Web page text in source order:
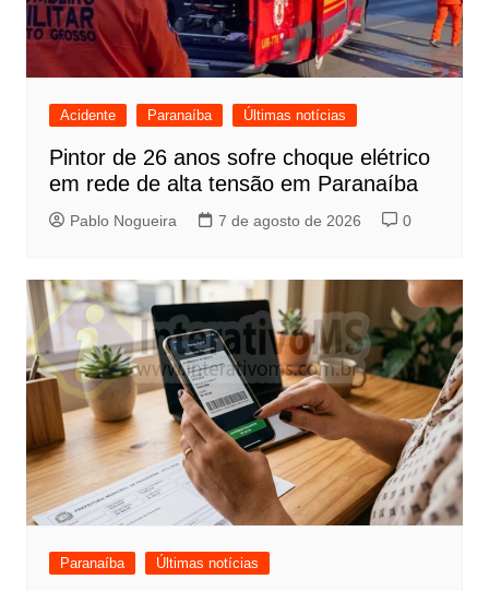
Acidente Paranaíba Últimas notícias
Pintor de 26 anos sofre choque elétrico
em rede de alta tensão em Paranaíba
Pablo Nogueira 7 de agosto de 2026 0
Paranaíba Últimas notícias